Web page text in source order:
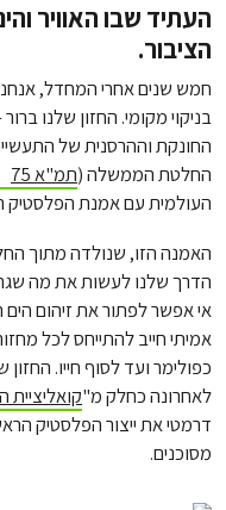
העתיד שבו האוויר
הציבור.
חמש שנים אחרי המחדל,
בניקוי מקומי. החזון שלנו
החונקת וההרסנית של
החלטת הממשלה (תמ"א 75
העולמית עם אמנת הפלסטיק
הדרך שלנו לעשות את מה
אי אפשר לפתור את זיהום הים
אמיתי חייב להתייחס לכל
כפולימר ועד לסוף חייו.
לאחרונה כחלק מ"
דרמטי את ייצור הפלסטיק
מסוכנים.